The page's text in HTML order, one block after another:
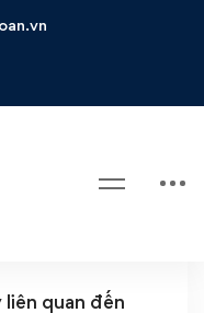
hiểm
liên quan đến